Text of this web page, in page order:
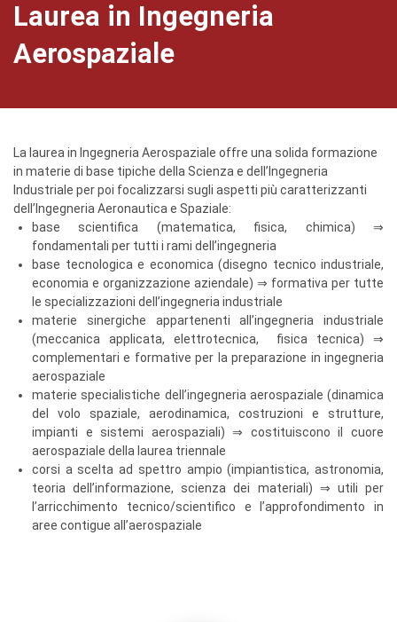
Laurea in Ingegneria
Aerospaziale
La laurea in Ingegneria Aerospaziale offre una solida formazione
in materie di base tipiche della Scienza e dell’Ingegneria
Industriale per poi focalizzarsi sugli aspetti più caratterizzanti
dell’Ingegneria Aeronautica e Spaziale:
base scientifica (matematica, fisica, chimica) ⇒
fondamentali per tutti i rami dell’ingegneria
base tecnologica e economica (disegno tecnico industriale,
economia e organizzazione aziendale) ⇒ formativa per tutte
le specializzazioni dell’ingegneria industriale
materie sinergiche appartenenti all’ingegneria industriale
(meccanica applicata, elettrotecnica, fisica tecnica) ⇒
complementari e formative per la preparazione in ingegneria
aerospaziale
materie specialistiche dell’ingegneria aerospaziale (dinamica
del volo spaziale, aerodinamica, costruzioni e strutture,
impianti e sistemi aerospaziali) ⇒ costituiscono il cuore
aerospaziale della laurea triennale
corsi a scelta ad spettro ampio (impiantistica, astronomia,
teoria dell’informazione, scienza dei materiali) ⇒ utili per
l’arricchimento tecnico/scientifico e l’approfondimento in
aree contigue all’aerospaziale